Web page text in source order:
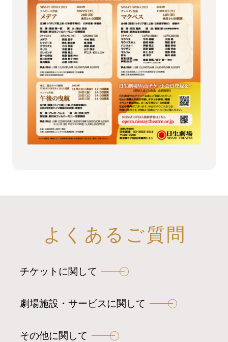
よくあるご質問
チケットに関して
劇場施設・サービスに関して
その他に関して